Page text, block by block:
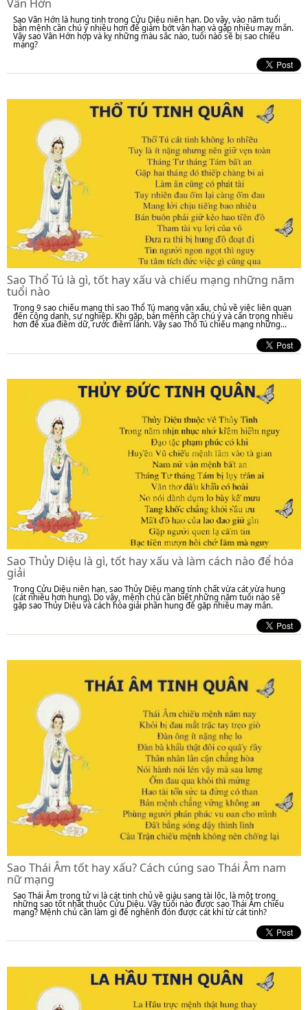
Vân Hớn
Sao Vân Hớn là hung tinh trong Cửu Diệu niên hạn. Do vậy, vào năm tuổi
bản mệnh cần chú ý nhiều hơn để giảm bớt vận hạn và gặp nhiều may mắn.
Vậy sao Vân Hớn hợp và kỵ những màu sắc nào, tuổi nào sẽ bị sao chiếu
mạng?
Sao Thổ Tú là gì, tốt hay xấu và chiếu mạng những năm
tuổi nào
Trong 9 sao chiếu mạng thì sao Thổ Tú mang vận xấu, chủ về việc liên quan
đến công danh, sự nghiệp. Khi gặp, bản mệnh cần chú ý và cẩn trọng nhiều
hơn để xua điềm dữ, rước điềm lành. Vậy sao Thổ Tú chiếu mạng những...
Sao Thủy Diệu là gì, tốt hay xấu và làm cách nào để hóa
giải
Trong Cửu Diệu niên hạn, sao Thủy Diệu mang tính chất vừa cát vừa hung
(cát nhiều hơn hung). Do vậy, mệnh chủ cần biết những năm tuổi nào sẽ
gặp sao Thủy Diệu và cách hóa giải phần hung để gặp nhiều may mắn.
Sao Thái Âm tốt hay xấu? Cách cúng sao Thái Âm nam
nữ mạng
Sao Thái Âm trong tử vi là cát tinh chủ về giàu sang tài lộc, là một trong
những sao tốt nhất thuộc Cửu Diệu. Vậy tuổi nào được sao Thái Âm chiếu
mạng? Mệnh chủ cần làm gì để nghênh đón được cát khí từ cát tinh?